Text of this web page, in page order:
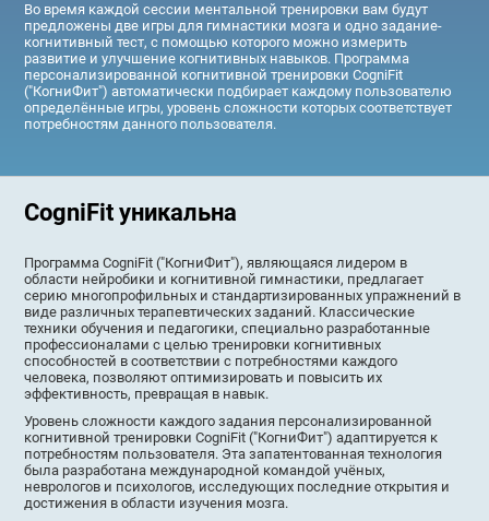
Во время каждой сессии ментальной тренировки вам будут
предложены две игры для гимнастики мозга и одно задание-
когнитивный тест, с помощью которого можно измерить
развитие и улучшение когнитивных навыков. Программа
персонализированной когнитивной тренировки CogniFit
("КогниФит") автоматически подбирает каждому пользователю
определённые игры, уровень сложности которых соответствует
потребностям данного пользователя.
CogniFit уникальна
Программа CogniFit ("КогниФит"), являющаяся лидером в
области нейробики и когнитивной гимнастики, предлагает
серию многопрофильных и стандартизированных упражнений в
виде различных терапевтических заданий. Классические
техники обучения и педагогики, специально разработанные
профессионалами с целью тренировки когнитивных
способностей в соответствии с потребностями каждого
человека, позволяют оптимизировать и повысить их
эффективность, превращая в навык.
Уровень сложности каждого задания персонализированной
когнитивной тренировки CogniFit ("КогниФит") адаптируется к
потребностям пользователя. Эта запатентованная технология
была разработана международной командой учёных,
неврологов и психологов, исследующих последние открытия и
достижения в области изучения мозга.